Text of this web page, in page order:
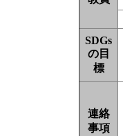
SDGs
の目
標
連絡
事項